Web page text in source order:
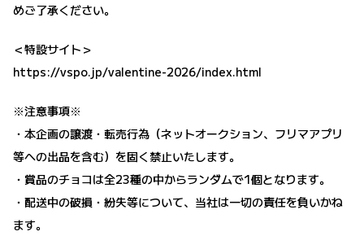
めご了承ください。
＜特設サイト＞
https://vspo.jp/valentine-2026/index.html
※注意事項※
・本企画の譲渡・転売行為（ネットオークション、フリマアプリ
等への出品を含む）を固く禁止いたします。
・賞品のチョコは全23種の中からランダムで1個となります。
・配送中の破損・紛失等について、当社は一切の責任を負いかね
ます。